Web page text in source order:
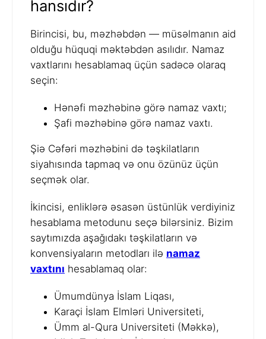
hansıdır?
Birincisi, bu, məzhəbdən — müsəlmanın aid
olduğu hüquqi məktəbdən asılıdır. Namaz
vaxtlarını hesablamaq üçün sadəcə olaraq
seçin:
Hənəfi məzhəbinə görə namaz vaxtı;
Şafi məzhəbinə görə namaz vaxtı.
Şiə Cəfəri məzhəbini də təşkilatların
siyahısında tapmaq və onu özünüz üçün
seçmək olar.
İkincisi, enliklərə əsasən üstünlük verdiyiniz
hesablama metodunu seçə bilərsiniz. Bizim
saytımızda aşağıdakı təşkilatların və
konvensiyaların metodları ilə namaz
vaxtını hesablamaq olar:
Ümumdünya İslam Liqası,
Karaçi İslam Elmləri Universiteti,
Ümm al-Qura Universiteti (Məkkə),